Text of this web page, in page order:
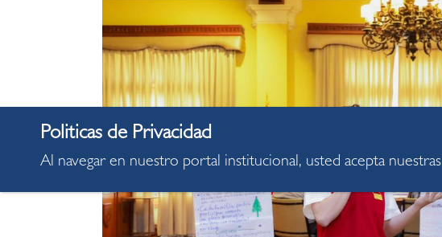
Al navegar en nuestro portal institucional, usted acepta nuestras